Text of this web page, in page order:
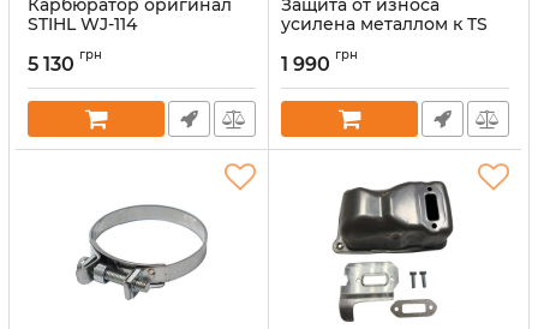
Карбюратор оригинал
STIHL WJ-114
Артикул:
5 130 грн
Защита от износа
усилена металлом к TS
Артикул:
1 990 грн